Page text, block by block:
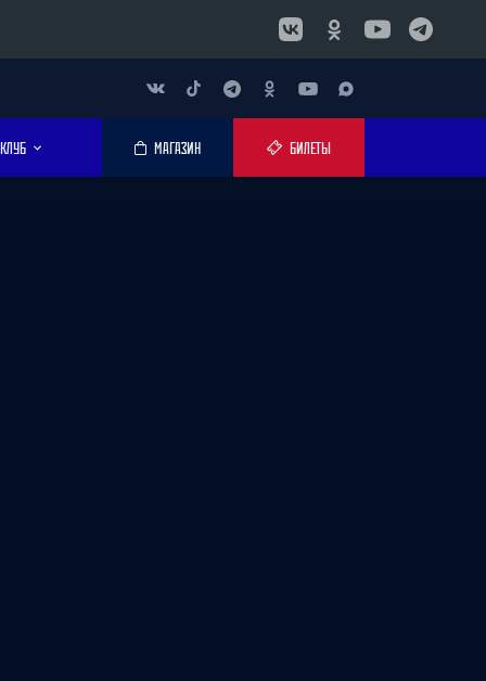
КЛУБ МАГАЗИН БИЛЕТЫ